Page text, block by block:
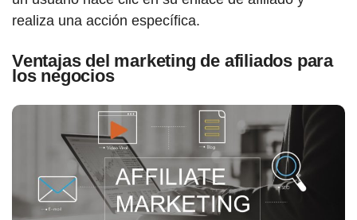
realiza una acción específica.
Ventajas del marketing de afiliados para
los negocios